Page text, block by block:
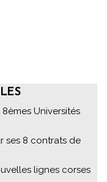
Universités
ses 8 contrats de
lignes corses